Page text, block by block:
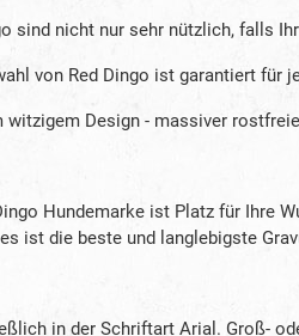
sind nicht nur sehr nützlich, falls
von Red Dingo ist garantiert für
witzigem Design - massiver
Hundemarke ist Platz für Ihre
ist die beste und langlebigste
in der Schriftart Arial. Groß-